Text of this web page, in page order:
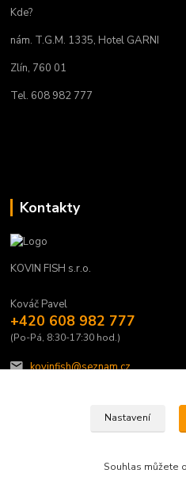
Kde?
nám. T.G.M. 1335, Hotel GARNI
Zlín, 760 01
Tel. 608 982 777
Kontakty
KOVIN FISH s.r.o.
Kováč Pavel
+420 608 982 777
(Po-Pá, 8:30-17:30 hod.)
kovinfish@seznam.cz
Nastavení
Souhlas můžete